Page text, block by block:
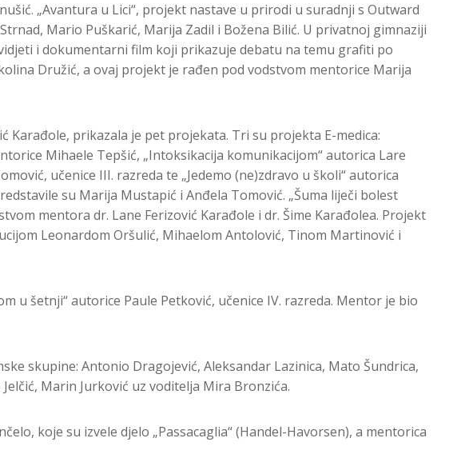
„Avantura u Lici“, projekt nastave u prirodi u suradnji s Outward
Mario Puškarić, Marija Zadil i Božena Bilić. U privatnoj gimnaziji
i dokumentarni film koji prikazuje debatu na temu grafiti po
Družić, a ovaj projekt je rađen pod vodstvom mentorice Marija
prikazala je pet projekata. Tri su projekta E-medica:
Mihaele Tepšić, „Intoksikacija komunikacijom“ autorica Lare
učenice III. razreda te „Jedemo (ne)zdravo u školi“ autorica
su Marija Mustapić i Anđela Tomović. „Šuma liječi bolest
mentora dr. Lane Ferizović Karađole i dr. Šime Karađolea. Projekt
Leonardom Oršulić, Mihaelom Antolović, Tinom Martinović i
u šetnji“ autorice Paule Petković, učenice IV. razreda. Mentor je bio
skupine: Antonio Dragojević, Aleksandar Lazinica, Mato Šundrica,
Marin Jurković uz voditelja Mira Bronzića.
koje su izvele djelo „Passacaglia“ (Handel-Havorsen), a mentorica